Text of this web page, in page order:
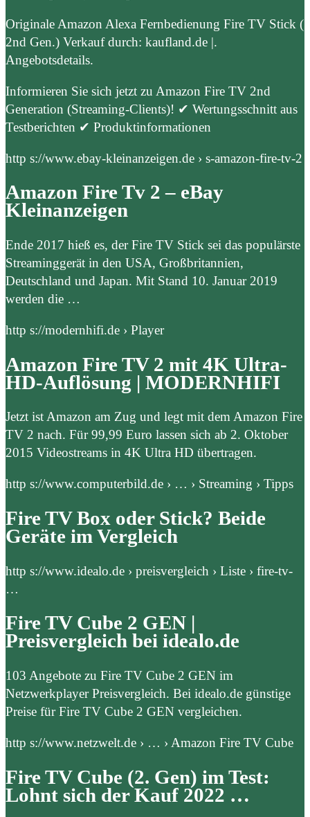
Originale Amazon Alexa Fernbedienung Fire TV Stick (
2nd Gen.) Verkauf durch: kaufland.de |.
Angebotsdetails.
Informieren Sie sich jetzt zu Amazon Fire TV 2nd
Generation (Streaming-Clients)! ✔ Wertungsschnitt aus
Testberichten ✔ Produktinformationen
http s://www.ebay-kleinanzeigen.de › s-amazon-fire-tv-2
Amazon Fire Tv 2 – eBay
Kleinanzeigen
Ende 2017 hieß es, der Fire TV Stick sei das populärste
Streaminggerät in den USA, Großbritannien,
Deutschland und Japan. Mit Stand 10. Januar 2019
werden die …
http s://modernhifi.de › Player
Amazon Fire TV 2 mit 4K Ultra-
HD-Auflösung | MODERNHIFI
Jetzt ist Amazon am Zug und legt mit dem Amazon Fire
TV 2 nach. Für 99,99 Euro lassen sich ab 2. Oktober
2015 Videostreams in 4K Ultra HD übertragen.
http s://www.computerbild.de › … › Streaming › Tipps
Fire TV Box oder Stick? Beide
Geräte im Vergleich
http s://www.idealo.de › preisvergleich › Liste › fire-tv-
…
Fire TV Cube 2 GEN |
Preisvergleich bei idealo.de
103 Angebote zu Fire TV Cube 2 GEN im
Netzwerkplayer Preisvergleich. Bei idealo.de günstige
Preise für Fire TV Cube 2 GEN vergleichen.
http s://www.netzwelt.de › … › Amazon Fire TV Cube
Fire TV Cube (2. Gen) im Test:
Lohnt sich der Kauf 2022 …